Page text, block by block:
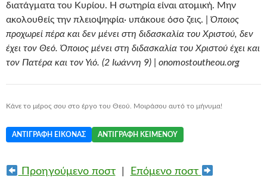
διατάγματα του Κυρίου. Η σωτηρία είναι ατομική. Μην
ακολουθείς την πλειοψηφία· υπάκουε όσο ζεις. | Όποιος
προχωρεί πέρα και δεν μένει στη διδασκαλία του Χριστού, δεν
έχει τον Θεό. Όποιος μένει στη διδασκαλία του Χριστού έχει και
τον Πατέρα και τον Υιό. (2 Ιωάννη 9) | onomostoutheou.org
Κάνε το μέρος σου στο έργο του Θεού. Μοιράσου αυτό το μήνυμα!
ΑΝΤΙΓΡΑΦΉ ΕΙΚΌΝΑΣ ΑΝΤΙΓΡΑΦΉ ΚΕΙΜΈΝΟΥ
Προηγούμενο ποστ| Επόμενο ποστ